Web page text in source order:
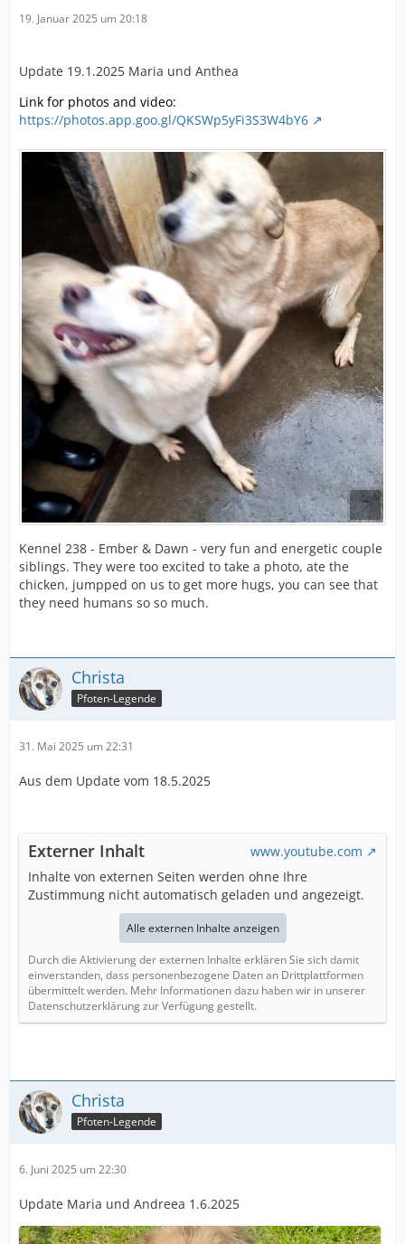
19. Januar 2025 um 20:18
Update 19.1.2025 Maria und Anthea
Link for photos and video:
https://photos.app.goo.gl/QKSWp5yFi3S3W4bY6
Kennel 238 - Ember & Dawn - very fun and energetic couple
siblings. They were too excited to take a photo, ate the
chicken, jumpped on us to get more hugs, you can see that
they need humans so so much.
Christa
Pfoten-Legende
31. Mai 2025 um 22:31
Aus dem Update vom 18.5.2025
Externer Inhalt
www.youtube.com
Inhalte von externen Seiten werden ohne Ihre
Zustimmung nicht automatisch geladen und angezeigt.
Alle externen Inhalte anzeigen
Durch die Aktivierung der externen Inhalte erklären Sie sich damit
einverstanden, dass personenbezogene Daten an Drittplattformen
übermittelt werden. Mehr Informationen dazu haben wir in unserer
Datenschutzerklärung zur Verfügung gestellt.
Christa
Pfoten-Legende
6. Juni 2025 um 22:30
Update Maria und Andreea 1.6.2025